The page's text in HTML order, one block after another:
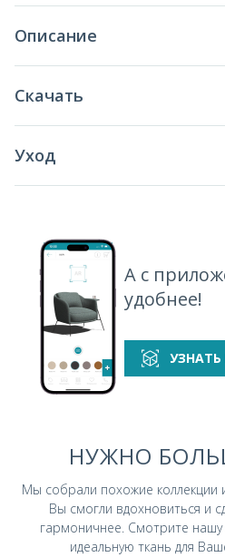
Описание
Скачать
Уход
А с
удобнее!
НУЖНО
Мы собрали похожие коллекции
Вы смогли вдохновиться и
гармоничнее. Смотрите
идеальную ткань для